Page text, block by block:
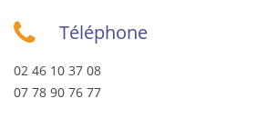
Téléphone
02 46 10 37 08
07 78 90 76 77